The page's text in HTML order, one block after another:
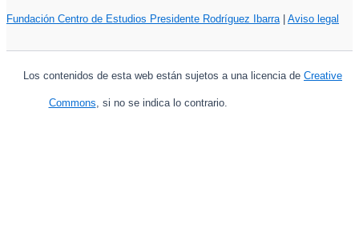
Fundación Centro de Estudios Presidente Rodríguez Ibarra| Aviso legal
Los contenidos de esta web están sujetos a una licencia de Creative
Commons, si no se indica lo contrario.